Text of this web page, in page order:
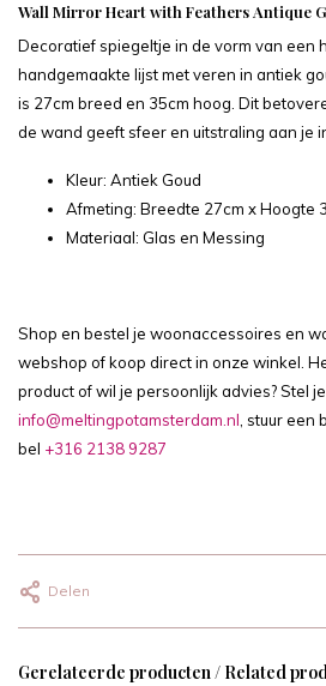
Wall Mirror Heart with Feathers Antique
Decoratief spiegeltje in de vorm van een
handgemaakte lijst met veren in antiek
is 27cm breed en 35cm hoog. Dit
de wand geeft sfeer en uitstraling aan je
Kleur: Antiek Goud
Afmeting: Breedte 27cm x Hoogte
Materiaal: Glas en Messing
Shop en bestel je woonaccessoires en
webshop of koop direct in onze winkel.
product of wil je persoonlijk advies? Stel
info@meltingpotamsterdam.nl, stuur een
bel +316 2138 9287
Delen
Gerelateerde producten / Related